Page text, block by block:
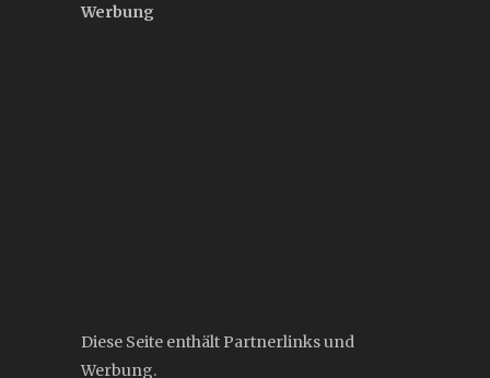
Werbung
Diese Seite enthält Partnerlinks und
Werbung.